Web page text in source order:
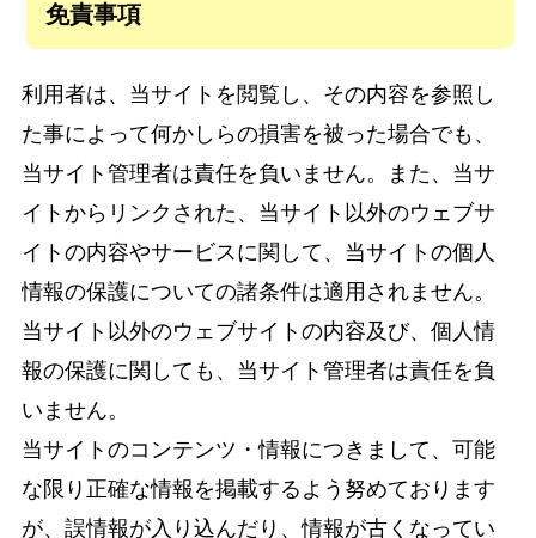
免責事項
利用者は、当サイトを閲覧し、その内容を参照し
た事によって何かしらの損害を被った場合でも、
当サイト管理者は責任を負いません。また、当サ
イトからリンクされた、当サイト以外のウェブサ
イトの内容やサービスに関して、当サイトの個人
情報の保護についての諸条件は適用されません。
当サイト以外のウェブサイトの内容及び、個人情
報の保護に関しても、当サイト管理者は責任を負
いません。
当サイトのコンテンツ・情報につきまして、可能
な限り正確な情報を掲載するよう努めております
が、誤情報が入り込んだり、情報が古くなってい